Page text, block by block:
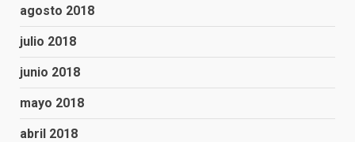
agosto 2018
julio 2018
junio 2018
mayo 2018
abril 2018